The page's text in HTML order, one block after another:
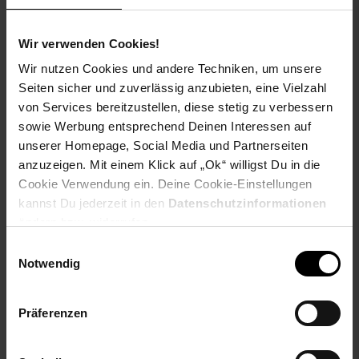
Wir verwenden Cookies!
Wir nutzen Cookies und andere Techniken, um unsere
Seiten sicher und zuverlässig anzubieten, eine Vielzahl
von Services bereitzustellen, diese stetig zu verbessern
sowie Werbung entsprechend Deinen Interessen auf
unserer Homepage, Social Media und Partnerseiten
anzuzeigen. Mit einem Klick auf „Ok“ willigst Du in die
Cookie Verwendung ein. Deine Cookie-Einstellungen
kannst Du jederzeit in den Datenschutzinformationen
Notwendig
Präferenzen
bietet alles für ein stilvolles Frühstück, von Heißgetränken
täglichen Gebrauch als auch für besondere Anlässe bestens
Das Set enthält:
- 6x Henkelbecher 350 ml
- 6x Müslischale
- 6x Frühstücksteller
Artikeldetails:
Material: Porzellan
Merkmale: Spülmaschinenfest, mikrowellenfest, ofenfest
Maße: ca. 11,2 × 10,6 × 10,6 cm
Inhalt: ca. 350 ml
Müslischale: